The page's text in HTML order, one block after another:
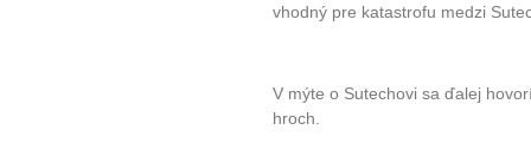
vhodný pre katastrofu medzi
V mýte o Sutechovi sa ďalej
hroch.